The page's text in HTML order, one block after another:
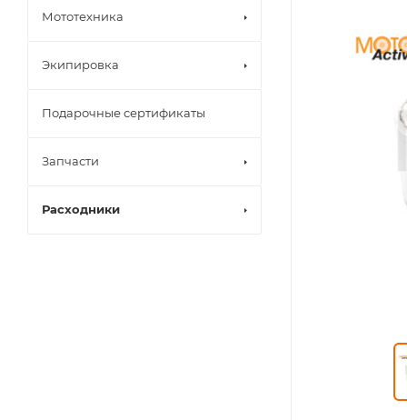
Мототехника
Экипировка
Подарочные сертификаты
Запчасти
Расходники